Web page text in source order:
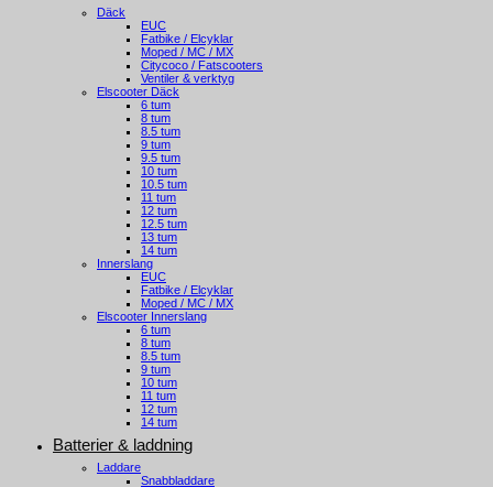
Däck
EUC
Fatbike / Elcyklar
Moped / MC / MX
Citycoco / Fatscooters
Ventiler & verktyg
Elscooter Däck
6 tum
8 tum
8.5 tum
9 tum
9.5 tum
10 tum
10.5 tum
11 tum
12 tum
12.5 tum
13 tum
14 tum
Innerslang
EUC
Fatbike / Elcyklar
Moped / MC / MX
Elscooter Innerslang
6 tum
8 tum
8.5 tum
9 tum
10 tum
11 tum
12 tum
14 tum
Batterier & laddning
Laddare
Snabbladdare